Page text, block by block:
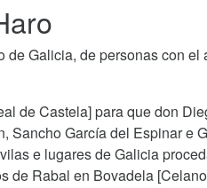
Galicia, de personas con el
de Castela] para que don
Sancho García del Espinar e
e lugares de Galicia
de Rabal en Bovadela